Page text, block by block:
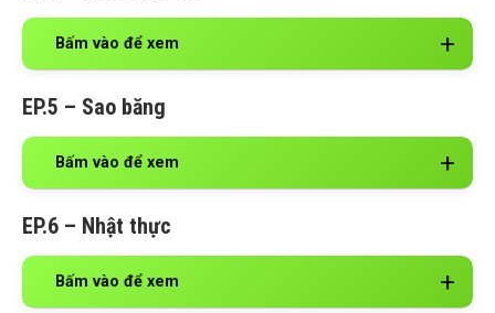
Bấm vào để xem
EP.5 – Sao băng
Bấm vào để xem
EP.6 – Nhật thực
Bấm vào để xem